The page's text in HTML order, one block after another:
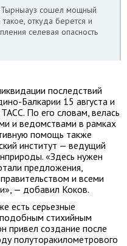
сошел мощный
откуда берется и
селевая опасность
последствий
Балкарии 15 августа и
По его словам, велась
и ведомствами в рамках
помощь также
институт — ведущий
«Здесь нужен
предложения,
и всеми
— добавил Коков.
есть серьезные
стихийным
привел создание после
полуторакилометрового